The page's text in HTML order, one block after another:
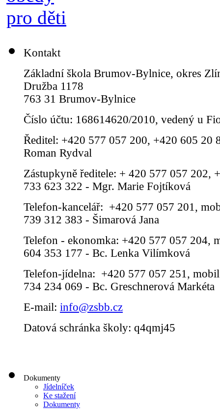
Kontakt
Základní škola Brumov-Bylnice, okres
Družba 1178
763 31 Brumov-Bylnice
Číslo účtu: 168614620/2010, vedený u
Ředitel: +420 577 057 200, +420 605 20
Roman Rydval
Zástupkyně ředitele: + 420 577 057 202,
733 623 322 - Mgr. Marie Fojtíková
Telefon-kancelář: +420 577 057 201,
739 312 383 - Šimarová Jana
Telefon - ekonomka: +420 577 057 204,
604 353 177 - Bc. Lenka Vilímková
Telefon-jídelna: +420 577 057 251,
734 234 069 - Bc. Greschnerová Markéta
E-mail: info@zsbb.cz
Datová schránka školy: q4qmj45
Dokumenty
Jídelníček
Ke stažení
Dokumenty